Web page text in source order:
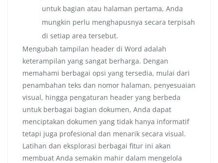
untuk bagian atau halaman pertama, Anda
mungkin perlu menghapusnya secara terpisah
di setiap area tersebut.
Mengubah tampilan header di Word adalah
keterampilan yang sangat berharga. Dengan
memahami berbagai opsi yang tersedia, mulai dari
penambahan teks dan nomor halaman, penyesuaian
visual, hingga pengaturan header yang berbeda
untuk berbagai bagian dokumen, Anda dapat
menciptakan dokumen yang tidak hanya informatif
tetapi juga profesional dan menarik secara visual.
Latihan dan eksplorasi berbagai fitur ini akan
membuat Anda semakin mahir dalam mengelola